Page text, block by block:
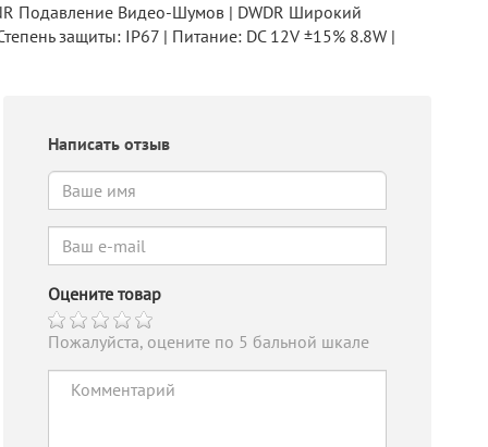
Подавление Видео-Шумов | DWDR Широкий
защиты: IP67 | Питание: DC 12V ±15% 8.8W |
Написать отзыв
Оцените товар
Пожалуйста, оцените по 5 бальной шкале